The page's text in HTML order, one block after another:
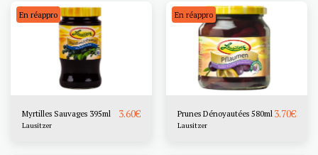
En réappro
Myrtilles Sauvages 395ml 3.60€
Lausitzer
En réappro
Prunes Dénoyautées 580ml 3.70€
Lausitzer